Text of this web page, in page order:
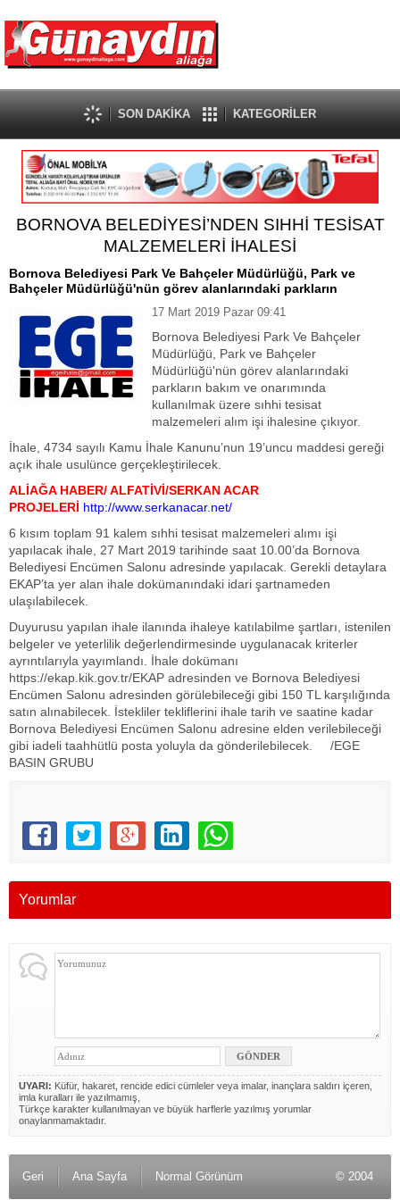
SON DAKİKA KATEGORİLER
BORNOVA BELEDİYESİ’NDEN SIHHİ TESİSAT
MALZEMELERİ İHALESİ
Bornova Belediyesi Park Ve Bahçeler Müdürlüğü, Park ve
Bahçeler Müdürlüğü'nün görev alanlarındaki parkların
17 Mart 2019 Pazar 09:41
Bornova Belediyesi Park Ve Bahçeler
Müdürlüğü, Park ve Bahçeler
Müdürlüğü'nün görev alanlarındaki
parkların bakım ve onarımında
kullanılmak üzere sıhhi tesisat
malzemeleri alım işi ihalesine çıkıyor.
İhale, 4734 sayılı Kamu İhale Kanunu’nun 19’uncu maddesi gereği
açık ihale usulünce gerçekleştirilecek.
ALİAĞA HABER/ ALFATİVİ/SERKAN ACAR
PROJELERİ http://www.serkanacar.net/
6 kısım toplam 91 kalem sıhhi tesisat malzemeleri alımı işi
yapılacak ihale, 27 Mart 2019 tarihinde saat 10.00’da Bornova
Belediyesi Encümen Salonu adresinde yapılacak. Gerekli detaylara
EKAP’ta yer alan ihale dokümanındaki idari şartnameden
ulaşılabilecek.
Duyurusu yapılan ihale ilanında ihaleye katılabilme şartları, istenilen
belgeler ve yeterlilik değerlendirmesinde uygulanacak kriterler
ayrıntılarıyla yayımlandı. İhale dokümanı
https://ekap.kik.gov.tr/EKAP adresinden ve Bornova Belediyesi
Encümen Salonu adresinden görülebileceği gibi 150 TL karşılığında
satın alınabilecek. İstekliler tekliflerini ihale tarih ve saatine kadar
Bornova Belediyesi Encümen Salonu adresine elden verilebileceği
gibi iadeli taahhütlü posta yoluyla da gönderilebilecek. /EGE
BASIN GRUBU
Yorumlar
UYARI: Küfür, hakaret, rencide edici cümleler veya imalar, inançlara saldırı içeren,
imla kuralları ile yazılmamış,
Türkçe karakter kullanılmayan ve büyük harflerle yazılmış yorumlar
onaylanmamaktadır.
Geri Ana Sayfa Normal Görünüm © 2004